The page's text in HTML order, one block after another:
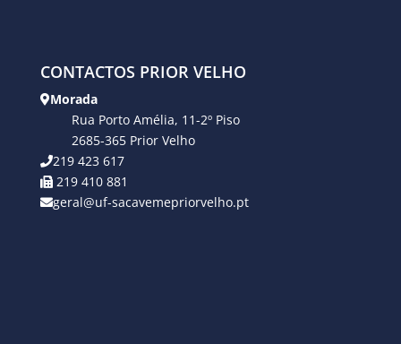
CONTACTOS PRIOR VELHO
Morada
Rua Porto Amélia, 11-2º Piso
2685-365 Prior Velho
219 423 617
219 410 881
geral@uf-sacavemepriorvelho.pt